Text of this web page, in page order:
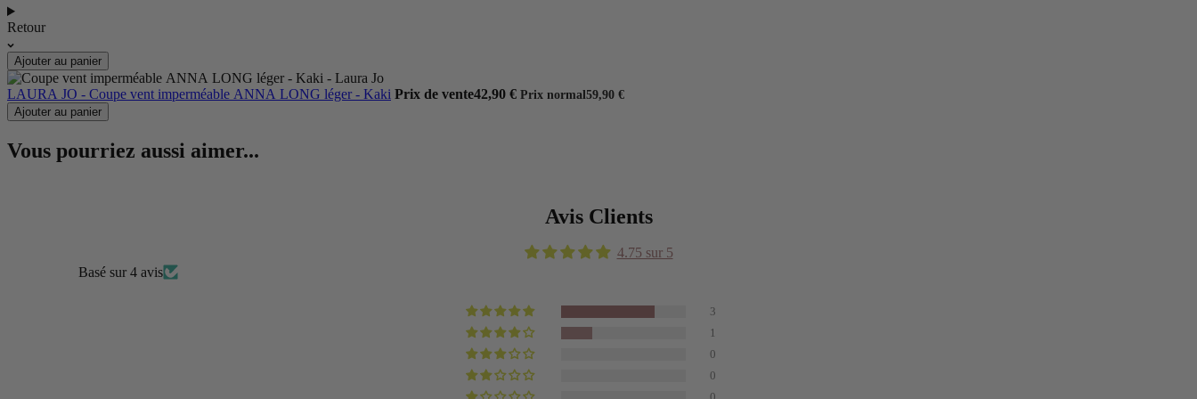
Retour
Ajouter au panier
LAURA JO - Coupe vent imperméable ANNA LONG léger - Kaki Prix de vente42,90 € Prix normal59,90 €
Ajouter au panier
Vous pourriez aussi aimer...
Avis Clients
4.75 sur 5
Basé sur 4 avis
3
1
0
0